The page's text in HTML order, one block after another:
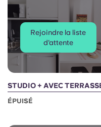
Rejoindre la liste
d'attente
STUDIO + AVEC
ÉPUISÉ